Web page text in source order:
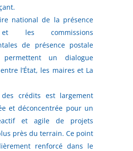
national de la présence
les commissions
de présence postale
permettent un dialogue
l’État, les maires et La
crédits est largement
et déconcentrée pour un
et agile de projets
près du terrain. Ce point
renforcé dans le